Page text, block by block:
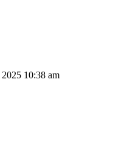
10:38 am